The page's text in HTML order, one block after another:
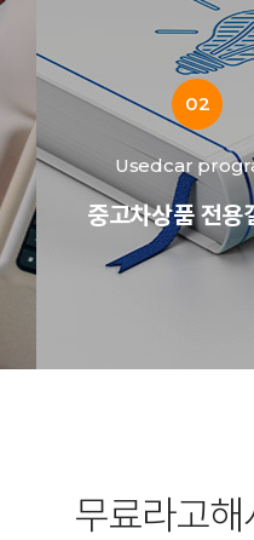
02
Usedcar
중고차상품 전용
무료라고